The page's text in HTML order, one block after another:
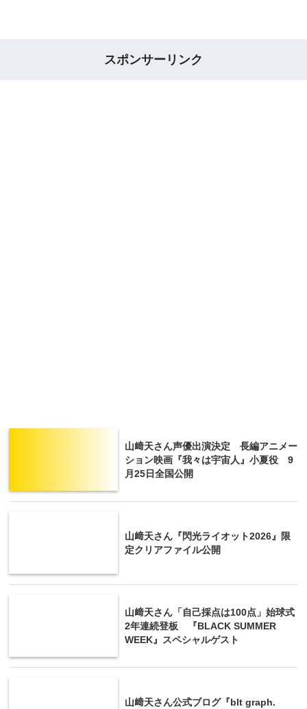
スポンサーリンク
山﨑天さん声優出演決定 長編アニメー
ション映画『我々は宇宙人』小夏役 9
月25日全国公開
山﨑天さん『閃光ライオット2026』限
定クリアファイル公開
山﨑天さん「自己採点は100点」始球式
2年連続登板 『BLACK SUMMER
WEEK』スペシャルゲスト
山﨑天さん公式ブログ『blt graph.